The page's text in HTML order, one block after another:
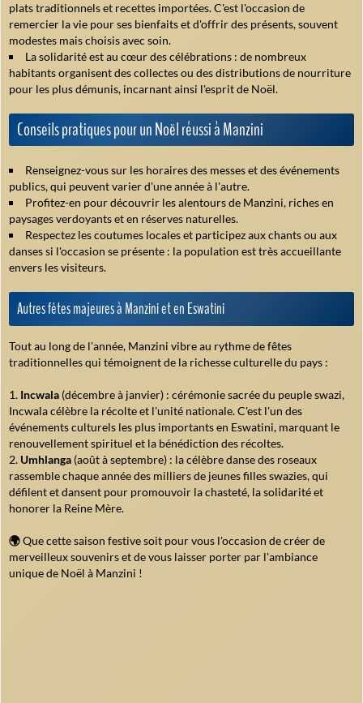
plats traditionnels et recettes importées. C'est l'occasion de
remercier la vie pour ses bienfaits et d'offrir des présents, souvent
modestes mais choisis avec soin.
La solidarité est au cœur des célébrations : de nombreux
habitants organisent des collectes ou des distributions de nourriture
pour les plus démunis, incarnant ainsi l'esprit de Noël.
Conseils pratiques pour un Noël réussi à Manzini
Renseignez-vous sur les horaires des messes et des événements
publics, qui peuvent varier d'une année à l'autre.
Profitez-en pour découvrir les alentours de Manzini, riches en
paysages verdoyants et en réserves naturelles.
Respectez les coutumes locales et participez aux chants ou aux
danses si l'occasion se présente : la population est très accueillante
envers les visiteurs.
Autres fêtes majeures à Manzini et en Eswatini
Tout au long de l'année, Manzini vibre au rythme de fêtes
traditionnelles qui témoignent de la richesse culturelle du pays :
Incwala (décembre à janvier) : cérémonie sacrée du peuple swazi,
Incwala célèbre la récolte et l'unité nationale. C'est l'un des
événements culturels les plus importants en Eswatini, marquant le
renouvellement spirituel et la bénédiction des récoltes.
Umhlanga (août à septembre) : la célèbre danse des roseaux
rassemble chaque année des milliers de jeunes filles swazies, qui
défilent et dansent pour promouvoir la chasteté, la solidarité et
honorer la Reine Mère.
🌍Que cette saison festive soit pour vous l'occasion de créer de
merveilleux souvenirs et de vous laisser porter par l'ambiance
unique de Noël à Manzini !